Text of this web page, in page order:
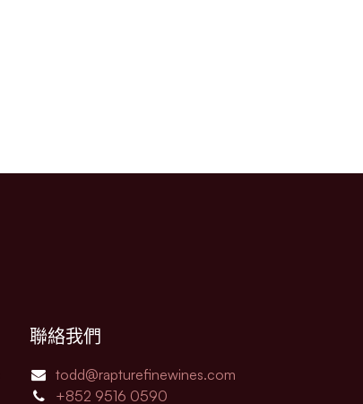
聯絡我們
todd@rapturefinewines.com
+852 9516 0590